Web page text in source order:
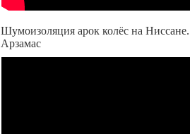
Шумоизоляция арок колёс на
Арзамас